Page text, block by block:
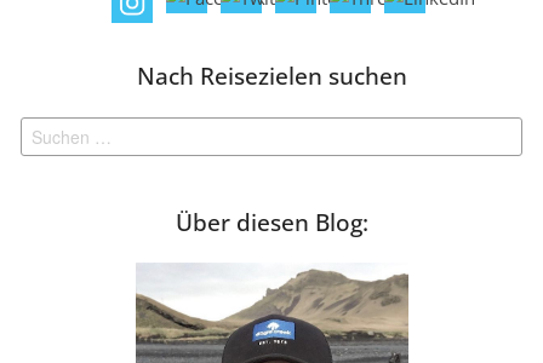
Nach Reisezielen suchen
nach:
Über diesen Blog: